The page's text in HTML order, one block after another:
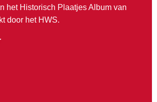
het Historisch Plaatjes Album van
door het HWS.